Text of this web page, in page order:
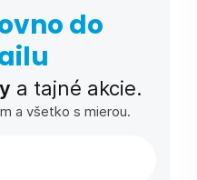
do
a tajné akcie.
a všetko s mierou.